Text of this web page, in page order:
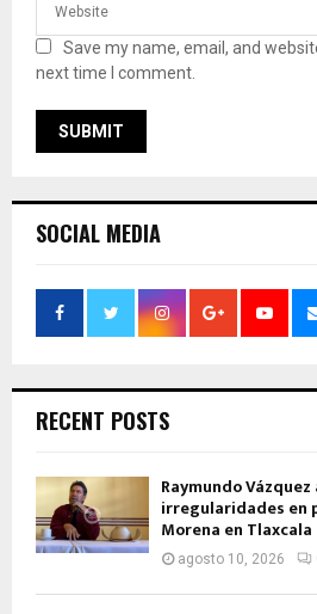
Save my name, email, and
next time I comment.
SOCIAL MEDIA
RECENT POSTS
Raymundo
irregularidades en
Morena en Tlaxcala
agosto 10, 2026